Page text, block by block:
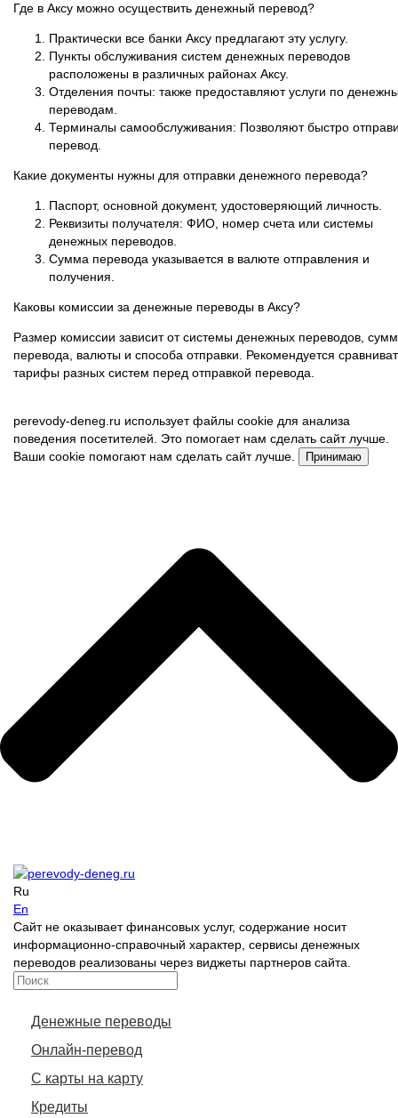
Где в Аксу можно осуществить денежный перевод?
Практически все банки Аксу предлагают эту услугу.
Пункты обслуживания систем денежных переводов
расположены в различных районах Аксу.
Отделения почты: также предоставляют услуги по
переводам.
Терминалы самообслуживания: Позволяют быстро
перевод.
Какие документы нужны для отправки денежного перевода?
Паспорт, основной документ, удостоверяющий личность.
Реквизиты получателя: ФИО, номер счета или системы
денежных переводов.
Сумма перевода указывается в валюте отправления и
получения.
Каковы комиссии за денежные переводы в Аксу?
Размер комиссии зависит от системы денежных переводов,
перевода, валюты и способа отправки. Рекомендуется
тарифы разных систем перед отправкой перевода.
perevody-deneg.ru использует файлы cookie для анализа
поведения посетителей. Это помогает нам сделать сайт лучше.
Ваши cookie помогают нам сделать сайт лучше.
Принимаю
Ru
En
Сайт не оказывает финансовых услуг, содержание носит
информационно-справочный характер, сервисы денежных
переводов реализованы через виджеты партнеров сайта.
Денежные переводы
Онлайн-перевод
С карты на карту
Кредиты